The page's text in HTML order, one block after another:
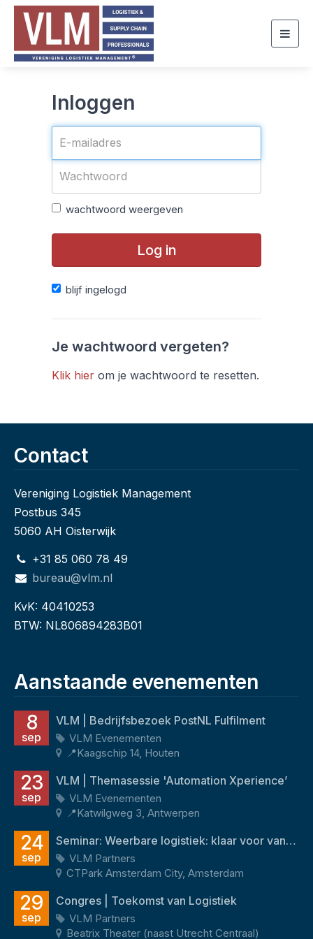
Inloggen
wachtwoord weergeven
Log in
blijf ingelogd
Je wachtwoord vergeten?
Klik hier om je wachtwoord te resetten.
Contact
Vereniging Logistiek Management
Postbus 345
5060 AH Oisterwijk
+31 85 060 78 49
bureau@vlm.nl
KvK: 40410253
BTW: NL806894283B01
Aanstaande evenementen
8
sep
VLM | Bedrijfsbezoek PostNL Fulfilment
VLM Evenementen
📍Kaagschip 14, Houten
23
sep
VLM | Themasessie 'Automation Xperience’
VLM Evenementen
📍Katwilgweg 3, Antwerpen
24
sep
Seminar: Weerbare logistiek: klaar voor vandaag én morgen
VLM Partners
CTPark Amsterdam City, Amsterdam
29
sep
Congres | Toekomst van Logistiek
VLM Partners
Beatrix Theater (naast Utrecht Centraal)